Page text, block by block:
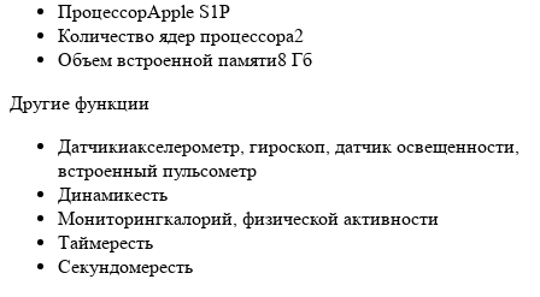
ПроцессорApple S1P
Количество ядер процессора2
Объем встроенной памяти8 Гб
Другие функции
Датчикиакселерометр, гироскоп, датчик освещенности,
встроенный пульсометр
Динамикесть
Мониторингкалорий, физической активности
Таймересть
Секундомересть